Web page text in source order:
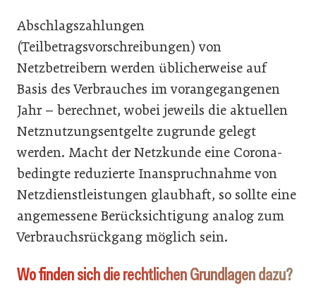
Abschlagszahlungen
(Teilbetragsvorschreibungen) von
Netzbetreibern werden üblicherweise auf
Basis des Verbrauches im vorangegangenen
Jahr – berechnet, wobei jeweils die aktuellen
Netznutzungsentgelte zugrunde gelegt
werden. Macht der Netzkunde eine Corona-
bedingte reduzierte Inanspruchnahme von
Netzdienst­leistungen glaubhaft, so sollte eine
angemessene Berücksichtigung analog zum
Verbrauchsrückgang möglich sein.
Wo finden sich die rechtlichen Grundlagen dazu?